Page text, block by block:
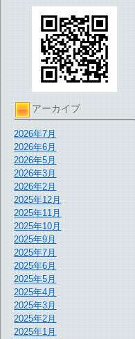
アーカイブ
2026年7月
2026年6月
2026年5月
2026年3月
2026年2月
2025年12月
2025年11月
2025年10月
2025年9月
2025年7月
2025年6月
2025年5月
2025年4月
2025年3月
2025年2月
2025年1月